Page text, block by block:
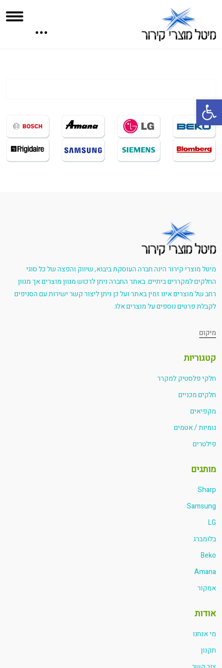
פתח סרגל נגישות
מיטל מוצרי קירור הינה חברה העוסקת ביבוא, שיווק והפצה של כל סוגי
החלקים למקררים ביתיים. באתר החברה ניתן לרכוש מגוון מוצרים אך מגוון
רחב של מוצרים אינו זמין באתר ועל כן ניתן ליצור קשר ישירות עם הסניפים
לקבלת פרטים נוספים על מוצרים אלו.
מיקום
קטגוריות
חלקי פלסטיק למקרר
חלקים מכניים
מקפיאים
גומיות / אטמים
פילטרים
מותגים
Sharp
Samsung
LG
בלומברג
Beko
Amana
אמקור
אודות
מי אנחנו
תקנון